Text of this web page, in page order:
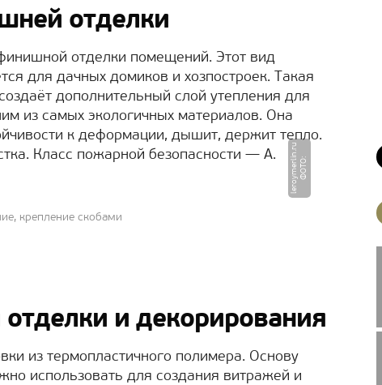
отделки
отделки помещений. Этот вид
для дачных домиков и хозпостроек. Такая
дополнительный слой утепления для
из самых экологичных материалов. Она
к деформации, дышит, держит тепло.
Класс пожарной безопасности ― А.
Ф
О
Т
О
:
l
e
r
o
y
m
e
r
li
n.
r
u
крепление скобами
отделки и декорирования
из термопластичного полимера. Основу
использовать для создания витражей и